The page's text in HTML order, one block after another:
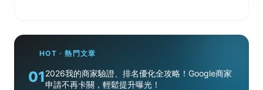
HOT · 熱門文章
012026我的商家驗證、排名優化全攻略！Google商家
申請不再卡關，輕鬆提升曝光！